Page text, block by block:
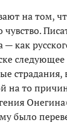
на том,
— как
следующее
на то
было